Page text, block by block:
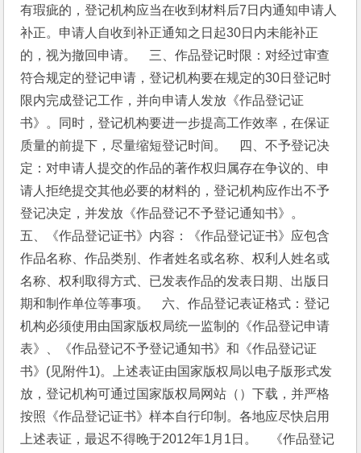
有瑕疵的，登记机构应当在收到材料后7日内通知申请人
补正。申请人自收到补正通知之日起30日内未能补正
的，视为撤回申请。    三、作品登记时限：对经过审查
符合规定的登记申请，登记机构要在规定的30日登记时
限内完成登记工作，并向申请人发放《作品登记证
书》。同时，登记机构要进一步提高工作效率，在保证
质量的前提下，尽量缩短登记时间。    四、不予登记决
定：对申请人提交的作品的著作权归属存在争议的、申
请人拒绝提交其他必要的材料的，登记机构应作出不予
登记决定，并发放《作品登记不予登记通知书》。
五、《作品登记证书》内容：《作品登记证书》应包含
作品名称、作品类别、作者姓名或名称、权利人姓名或
名称、权利取得方式、已发表作品的发表日期、出版日
期和制作单位等事项。    六、作品登记表证格式：登记
机构必须使用由国家版权局统一监制的《作品登记申请
表》、《作品登记不予登记通知书》和《作品登记证
书》(见附件1)。上述表证由国家版权局以电子版形式发
放，登记机构可通过国家版权局网站（ ）下载，并严格
按照《作品登记证书》样本自行印制。各地应尽快启用
上述表证，最迟不得晚于2012年1月1日。    《作品登记